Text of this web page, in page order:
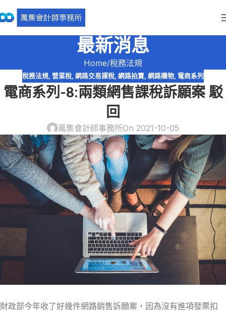
最新消息
Home 稅務法規
稅務法規, 營業稅, 網路交易課稅, 網路拍賣, 網路購物, 電商系列
電商系列-8:兩類網售課稅訴願案 駁
回
萬集會計師事務所On 2021-10-05
財政部今年收了好幾件網路銷售訴願案，因為沒有進項發票扣